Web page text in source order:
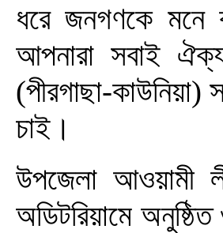
ধরে জনগণকে মনে
আপনারা সবাই
(পীরগাছা-
চাই।
উপজেলা আওয়ামী
অডিটরিয়ামে